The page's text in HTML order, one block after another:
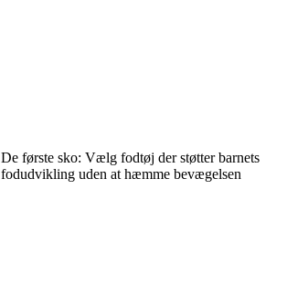
De første sko: Vælg fodtøj der støtter barnets
fodudvikling uden at hæmme bevægelsen